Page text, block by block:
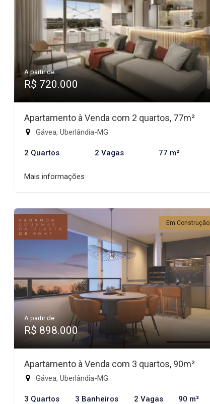
A partir de:
R$ 720.000
Apartamento à Venda com 2 quartos, 77m²
Gávea, Uberlândia-MG
2 Quartos 2 Vagas 77 m²
Mais informações
Em Construção
A partir de:
R$ 898.000
Apartamento à Venda com 3 quartos, 90m²
Gávea, Uberlândia-MG
3 Quartos 3 Banheiros 2 Vagas 90 m²